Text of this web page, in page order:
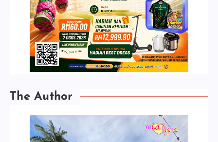
The Author